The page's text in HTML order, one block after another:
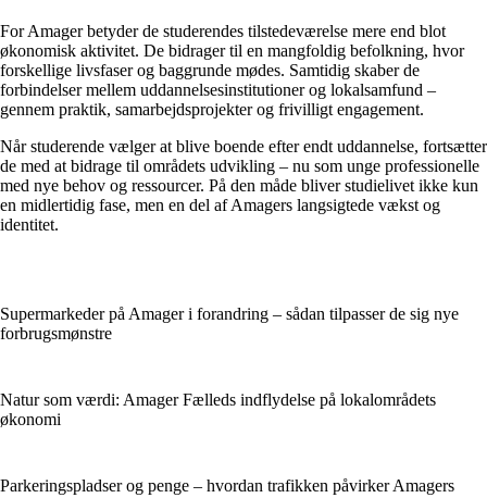
For Amager betyder de studerendes tilstedeværelse mere end blot
økonomisk aktivitet. De bidrager til en mangfoldig befolkning, hvor
forskellige livsfaser og baggrunde mødes. Samtidig skaber de
forbindelser mellem uddannelsesinstitutioner og lokalsamfund –
gennem praktik, samarbejdsprojekter og frivilligt engagement.
Når studerende vælger at blive boende efter endt uddannelse, fortsætter
de med at bidrage til områdets udvikling – nu som unge professionelle
med nye behov og ressourcer. På den måde bliver studielivet ikke kun
en midlertidig fase, men en del af Amagers langsigtede vækst og
identitet.
Supermarkeder på Amager i forandring – sådan tilpasser de sig nye
forbrugsmønstre
Natur som værdi: Amager Fælleds indflydelse på lokalområdets
økonomi
Parkeringspladser og penge – hvordan trafikken påvirker Amagers